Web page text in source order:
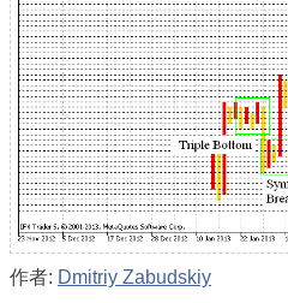
作者: Dmitriy Zabudskiy